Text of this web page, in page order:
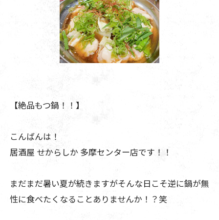
【絶品もつ鍋！！】
こんばんは！
居酒屋 せからしか 多摩センター店です！！
まだまだ暑い夏が続きますがそんな日こそ逆に鍋が無
性に食べたくなることありませんか！？笑